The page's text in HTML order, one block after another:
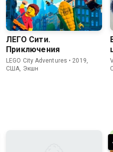
ЛЕГО Сити.
Приключения
LEGO City Adventures • 2019,
США, Экшн